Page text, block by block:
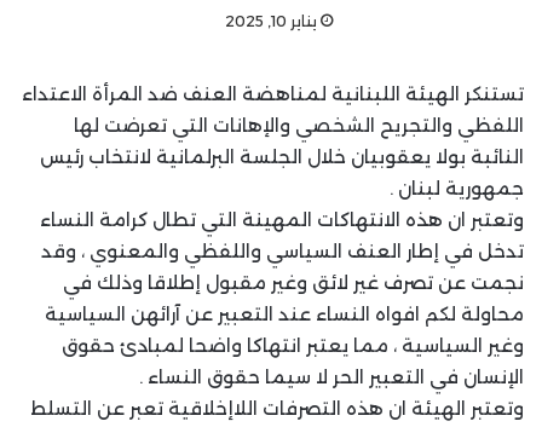
يناير 10, 2025
تستنكر الهيئة اللبنانية لمناهضة العنف ضد المرأة الاعتداء
اللفظي والتجريح الشخصي والإهانات التي تعرضت لها
النائبة بولا يعقوبيان خلال الجلسة البرلمانية لانتخاب رئيس
جمهورية لبنان .
وتعتبر ان هذه الانتهاكات المهينة التي تطال كرامة النساء
تدخل في إطار العنف السياسي واللفظي والمعنوي ، وقد
نجمت عن تصرف غير لائق وغير مقبول إطلاقا وذلك في
محاولة لكم افواه النساء عند التعبير عن آرائهن السياسية
وغير السياسية ، مما يعتبر انتهاكا واضحا لمبادئ حقوق
الإنسان في التعبير الحر لا سيما حقوق النساء .
وتعتبر الهيئة ان هذه التصرفات اللاإخلاقية تعبر عن التسلط